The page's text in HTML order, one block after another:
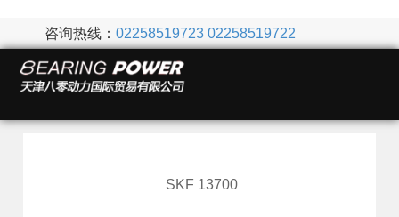
咨询热线： 02258519723 02258519722
SKF 13700